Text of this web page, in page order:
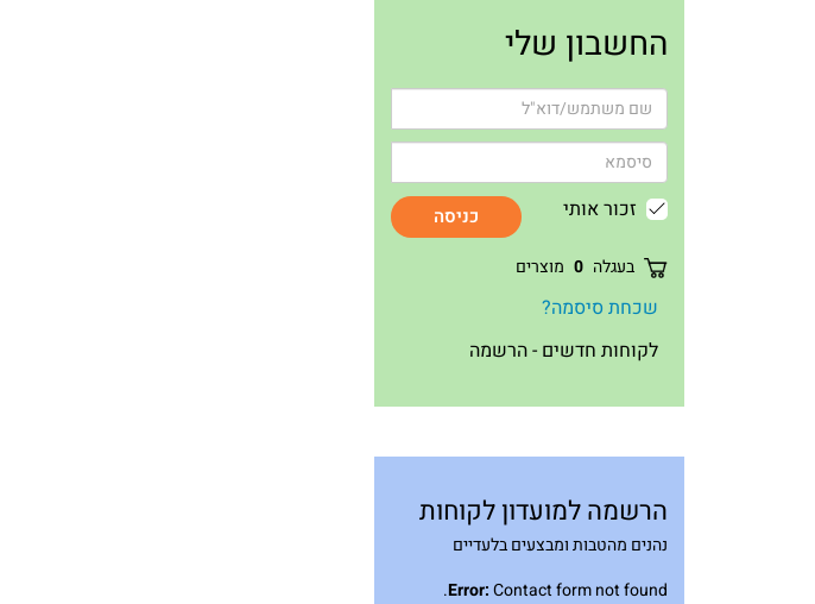
החשבון שלי
זכור אותי כניסה
בעגלה 0 מוצרים
שכחת סיסמה?
לקוחות חדשים - הרשמה
הרשמה למועדון לקוחות
נהנים מהטבות ומבצעים בלעדיים
Error:Contact form not found.